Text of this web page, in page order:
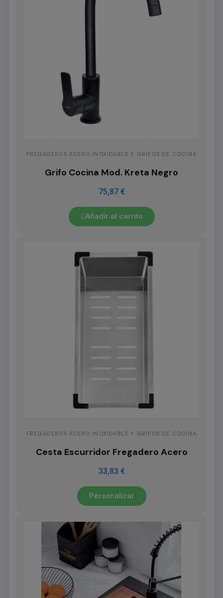
FREGADEROS ACERO INOXIDABLE Y GRIFOS DE COCINA
Grifo Cocina Mod. Kreta Negro
75,87 €
Añadir al carrito
FREGADEROS ACERO INOXIDABLE Y GRIFOS DE COCINA
Cesta Escurridor Fregadero Acero
33,83 €
Personalizar